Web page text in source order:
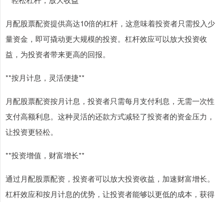
月配股票配资提供高达10倍的杠杆，这意味着投资者只需投入少
量资金，即可撬动更大规模的投资。杠杆效应可以放大投资收
益，为投资者带来更高的回报。
**按月计息，灵活便捷**
月配股票配资按月计息，投资者只需每月支付利息，无需一次性
支付高额利息。这种灵活的还款方式减轻了投资者的资金压力，
让投资更轻松。
**投资增值，财富增长**
通过月配股票配资，投资者可以放大投资收益，加速财富增长。
杠杆效应和按月计息的优势，让投资者能够以更低的成本，获得